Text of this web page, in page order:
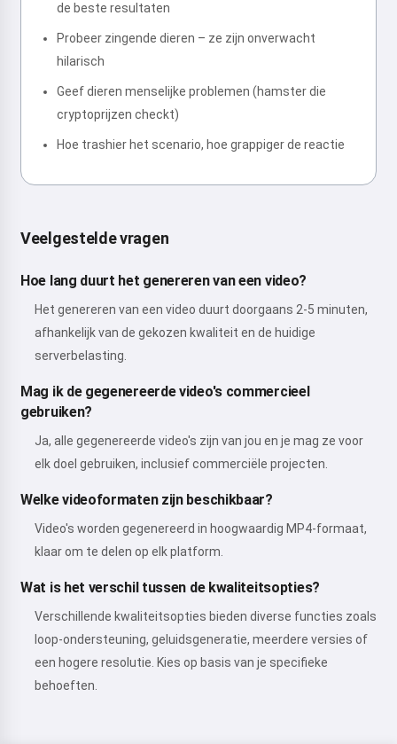
de beste resultaten
Probeer zingende dieren – ze zijn onverwacht
hilarisch
Geef dieren menselijke problemen (hamster die
cryptoprijzen checkt)
Hoe trashier het scenario, hoe grappiger de reactie
Veelgestelde vragen
Hoe lang duurt het genereren van een video?
Het genereren van een video duurt doorgaans 2-5 minuten,
afhankelijk van de gekozen kwaliteit en de huidige
serverbelasting.
Mag ik de gegenereerde video's commercieel
gebruiken?
Ja, alle gegenereerde video's zijn van jou en je mag ze voor
elk doel gebruiken, inclusief commerciële projecten.
Welke videoformaten zijn beschikbaar?
Video's worden gegenereerd in hoogwaardig MP4-formaat,
klaar om te delen op elk platform.
Wat is het verschil tussen de kwaliteitsopties?
Verschillende kwaliteitsopties bieden diverse functies zoals
loop-ondersteuning, geluidsgeneratie, meerdere versies of
een hogere resolutie. Kies op basis van je specifieke
behoeften.